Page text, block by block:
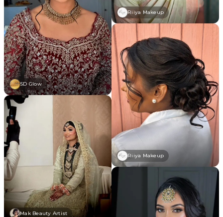
SD Glow
Mak Beauty Artist
Riiya Makeup
Riiya Makeup